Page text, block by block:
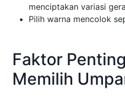
menciptakan variasi
Pilih warna mencolok
Faktor
Memilih